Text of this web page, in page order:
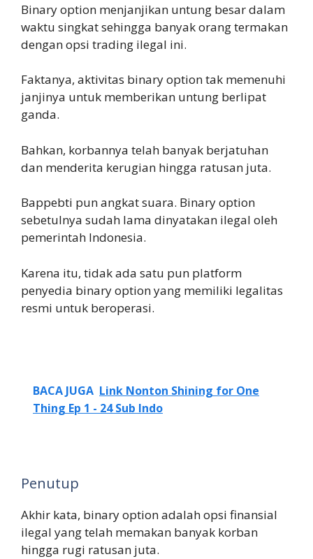
Binary option menjanjikan untung besar dalam
waktu singkat sehingga banyak orang termakan
dengan opsi trading ilegal ini.
Faktanya, aktivitas binary option tak memenuhi
janjinya untuk memberikan untung berlipat
ganda.
Bahkan, korbannya telah banyak berjatuhan
dan menderita kerugian hingga ratusan juta.
Bappebti pun angkat suara. Binary option
sebetulnya sudah lama dinyatakan ilegal oleh
pemerintah Indonesia.
Karena itu, tidak ada satu pun platform
penyedia binary option yang memiliki legalitas
resmi untuk beroperasi.
BACA JUGA Link Nonton Shining for One
Thing Ep 1 - 24 Sub Indo
Penutup
Akhir kata, binary option adalah opsi finansial
ilegal yang telah memakan banyak korban
hingga rugi ratusan juta.